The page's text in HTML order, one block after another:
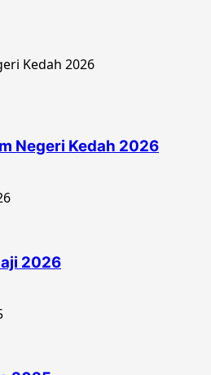
Negeri Kedah 2026
2026